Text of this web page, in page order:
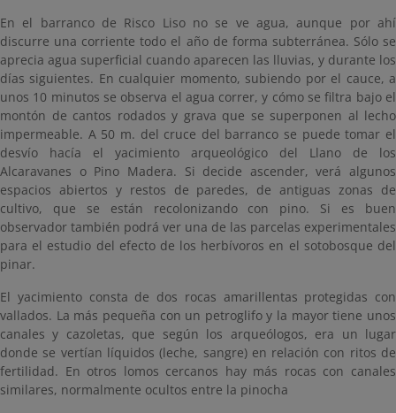
En el barranco de Risco Liso no se ve agua, aunque por ahí
discurre una corriente todo el año de forma subterránea. Sólo se
aprecia agua superficial cuando aparecen las lluvias, y durante los
días siguientes. En cualquier momento, subiendo por el cauce, a
unos 10 minutos se observa el agua correr, y cómo se filtra bajo el
montón de cantos rodados y grava que se superponen al lecho
impermeable. A 50 m. del cruce del barranco se puede tomar el
desvío hacía el yacimiento arqueológico del Llano de los
Alcaravanes o Pino Madera. Si decide ascender, verá algunos
espacios abiertos y restos de paredes, de antiguas zonas de
cultivo, que se están recolonizando con pino. Si es buen
observador también podrá ver una de las parcelas experimentales
para el estudio del efecto de los herbívoros en el sotobosque del
pinar.
El yacimiento consta de dos rocas amarillentas protegidas con
vallados. La más pequeña con un petroglifo y la mayor tiene unos
canales y cazoletas, que según los arqueólogos, era un lugar
donde se vertían líquidos (leche, sangre) en relación con ritos de
fertilidad. En otros lomos cercanos hay más rocas con canales
similares, normalmente ocultos entre la pinocha